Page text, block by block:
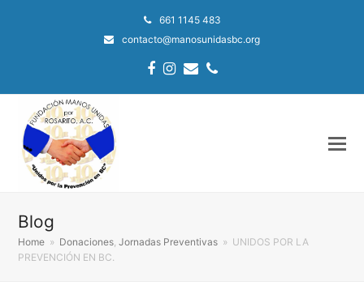
661 1145 483
contacto@manosunidasbc.org
Facebook
Instagram
EmailPhone
Blog
Home » Donaciones,Jornadas Preventivas » UNIDOS POR LA
PREVENCIÓN EN BC.